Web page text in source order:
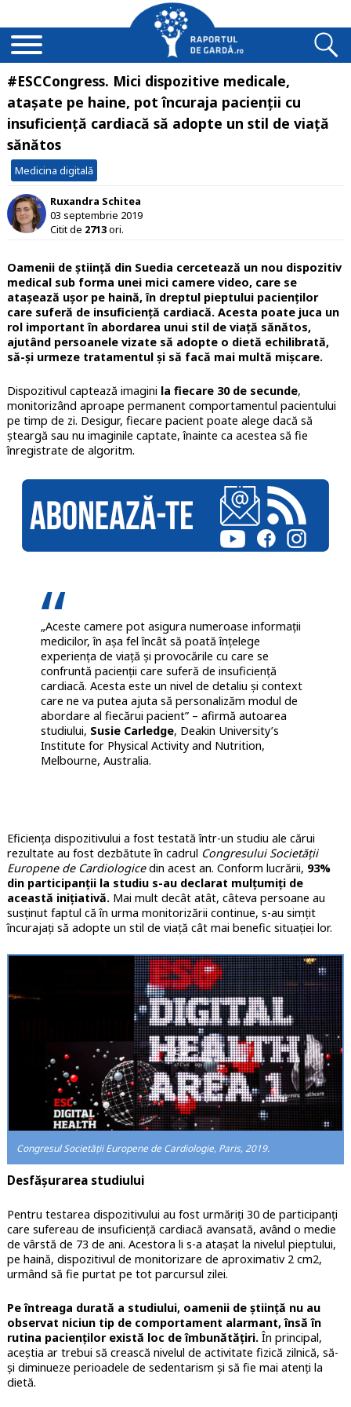
#ESCCongress. Mici dispozitive medicale,
atașate pe haine, pot încuraja pacienții cu
insuficiență cardiacă să adopte un stil de viață
sănătos
Medicina digitală
Ruxandra Schitea
03 septembrie 2019
Citit de 2713ori.
Oamenii de știință din Suedia cercetează un nou dispozitiv
medical sub forma unei mici camere video, care se
atașează ușor pe haină, în dreptul pieptului pacienților
care suferă de insuficiență cardiacă. Acesta poate juca un
rol important în abordarea unui stil de viață sănătos,
ajutând persoanele vizate să adopte o dietă echilibrată,
să-și urmeze tratamentul și să facă mai multă mișcare.
Dispozitivul captează imagini la fiecare 30 de secunde,
monitorizând aproape permanent comportamentul pacientului
pe timp de zi. Desigur, fiecare pacient poate alege dacă să
șteargă sau nu imaginile captate, înainte ca acestea să fie
înregistrate de algoritm.
„Aceste camere pot asigura numeroase informații
medicilor, în așa fel încât să poată înțelege
experiența de viață și provocările cu care se
confruntă pacienții care suferă de insuficiență
cardiacă. Acesta este un nivel de detaliu și context
care ne va putea ajuta să personalizăm modul de
abordare al fiecărui pacient” – afirmă autoarea
studiului, Susie Carledge, Deakin University’s
Institute for Physical Activity and Nutrition,
Melbourne, Australia.
Eficiența dispozitivului a fost testată într-un studiu ale cărui
rezultate au fost dezbătute în cadrul Congresului Societății
Europene de Cardiologicedin acest an. Conform lucrării, 93%
din participanții la studiu s-au declarat mulțumiți de
această inițiativă.Mai mult decât atât, câteva persoane au
susținut faptul că în urma monitorizării continue, s-au simțit
încurajați să adopte un stil de viață cât mai benefic situației lor.
Congresul Societății Europene de Cardiologie, Paris, 2019.
Desfășurarea studiului
Pentru testarea dispozitivului au fost urmăriți 30 de participanți
care sufereau de insuficiență cardiacă avansată, având o medie
de vârstă de 73 de ani. Acestora li s-a atașat la nivelul pieptului,
pe haină, dispozitivul de monitorizare de aproximativ 2 cm2,
urmând să fie purtat pe tot parcursul zilei.
Pe întreaga durată a studiului, oamenii de știință nu au
observat niciun tip de comportament alarmant, însă în
rutina pacienților există loc de îmbunătățiri.În principal,
aceștia ar trebui să crească nivelul de activitate fizică zilnică, să-
și diminueze perioadele de sedentarism și să fie mai atenți la
dietă.